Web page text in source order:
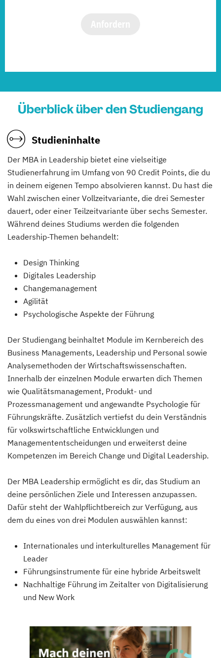
Überblick über den Studiengang
Studieninhalte
Der MBA in Leadership bietet eine vielseitige
Studienerfahrung im Umfang von 90 Credit Points, die du
in deinem eigenen Tempo absolvieren kannst. Du hast die
Wahl zwischen einer Vollzeitvariante, die drei Semester
dauert, oder einer Teilzeitvariante über sechs Semester.
Während deines Studiums werden die folgenden
Leadership-Themen behandelt:
Design Thinking
Digitales Leadership
Changemanagement
Agilität
Psychologische Aspekte der Führung
Der Studiengang beinhaltet Module im Kernbereich des
Business Managements, Leadership und Personal sowie
Analysemethoden der Wirtschaftswissenschaften.
Innerhalb der einzelnen Module erwarten dich Themen
wie Qualitätsmanagement, Produkt- und
Prozessmanagement und angewandte Psychologie für
Führungskräfte. Zusätzlich vertiefst du dein Verständnis
für volkswirtschaftliche Entwicklungen und
Managemententscheidungen und erweiterst deine
Kompetenzen im Bereich Change und Digital Leadership.
Der MBA Leadership ermöglicht es dir, das Studium an
deine persönlichen Ziele und Interessen anzupassen.
Dafür steht der Wahlpflichtbereich zur Verfügung, aus
dem du eines von drei Modulen auswählen kannst:
Internationales und interkulturelles Management für
Leader
Führungsinstrumente für eine hybride Arbeitswelt
Nachhaltige Führung im Zeitalter von Digitalisierung
und New Work